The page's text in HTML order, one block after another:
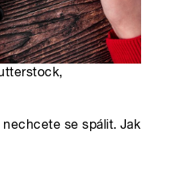
se spálit. Jak